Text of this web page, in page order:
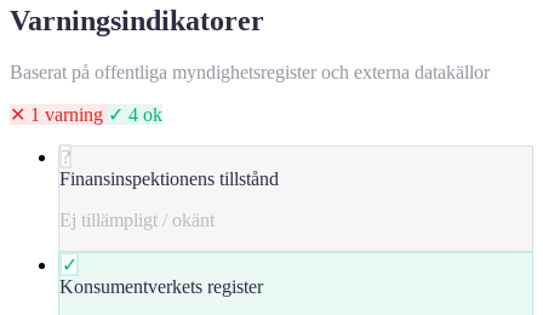
Varningsindikatorer
Baserat på offentliga myndighetsregister och externa datakällor
✕ 1 varning ✓ 4 ok
?
Finansinspektionens tillstånd
Ej tillämpligt / okänt
✓
Konsumentverkets register